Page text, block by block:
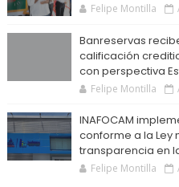
Felipe Montilla
Banreservas
calificación
con perspectiva
Felipe Montilla
INAFOCAM
conforme a la Ley
transparencia en
Felipe Montilla